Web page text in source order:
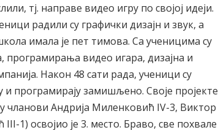
тј. направе видео игру по својој идеји.
радили су графички дизајн и звук, а
имала је пет тимова. Са ученицима су
програмирања видео игара, дизајна и
Након 48 сати рада, ученици су
и програмирају замишљено. Своје пројекте
чланови Андрија Миленковић IV-3, Виктор
1) освојио је 3. место. Браво, све похвале